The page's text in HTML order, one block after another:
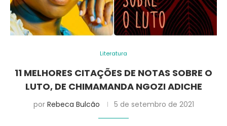
Literatura
11 MELHORES CITAÇÕES DE NOTAS SOBRE O
LUTO, DE CHIMAMANDA NGOZI ADICHE
por Rebeca Bulcão 5 de setembro de 2021